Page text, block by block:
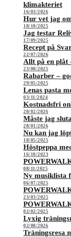
klimakteriet
16/03/2026
Hur vet jag
18/10/2025
Jag testar
17/09/2025
Recept på
22/07/2026
Allt på en plåt
23/08/2025
Rabarber –
29/05/2025
Lenas pasta
03/11/2024
Kostnadsfri
20/02/2026
Måste jag
28/01/2026
Nu kan jag
18/05/2025
Höstpeppa
16/10/2023
08/11/2025
Ny musiklista
06/07/2025
23/03/2025
02/02/2025
Lyxig
02/08/2026
Träningsresa